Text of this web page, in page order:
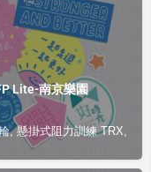
Lite-南京樂園
, 懸掛式阻力訓練 TRX, 地